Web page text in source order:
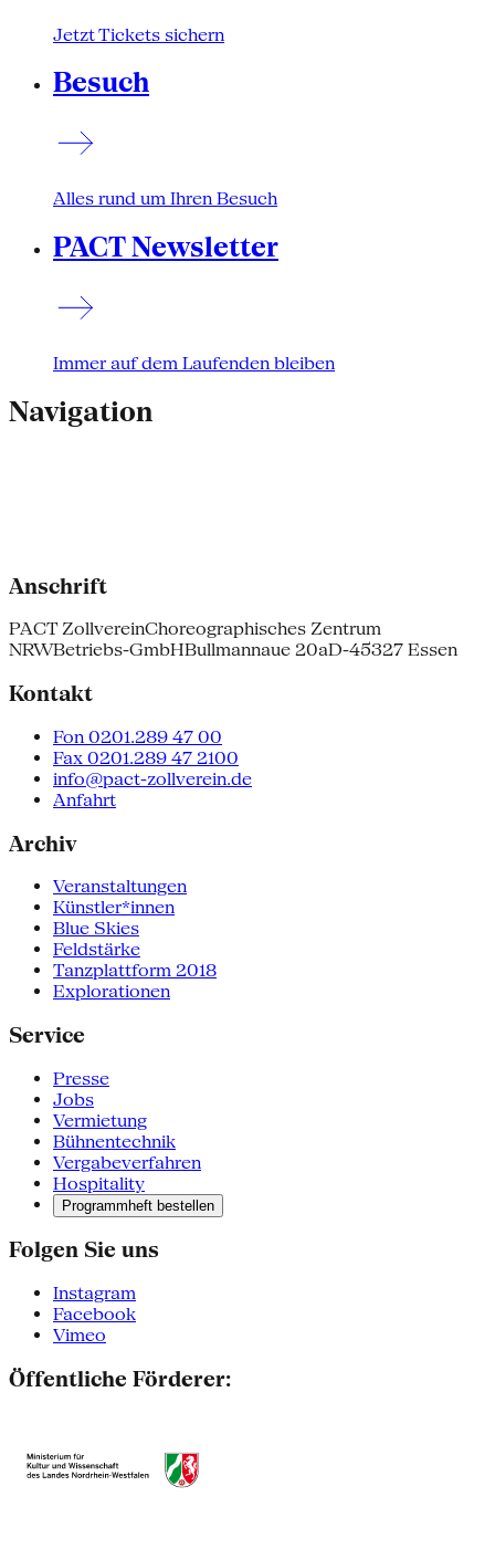
Jetzt Tickets sichern
Besuch
Alles rund um Ihren Besuch
PACT Newsletter
Immer auf dem Laufenden bleiben
Navigation
Anschrift
PACT ZollvereinChoreographisches Zentrum
NRWBetriebs-GmbHBullmannaue 20aD-45327 Essen
Kontakt
Fon 0201.289 47 00
Fax 0201.289 47 2100
info@pact-zollverein.de
Anfahrt
Archiv
Veranstaltungen
Künstler*innen
Blue Skies
Feldstärke
Tanzplattform 2018
Explorationen
Service
Presse
Jobs
Vermietung
Bühnentechnik
Vergabeverfahren
Hospitality
Programmheft bestellen
Folgen Sie uns
Instagram
Facebook
Vimeo
Öffentliche Förderer: